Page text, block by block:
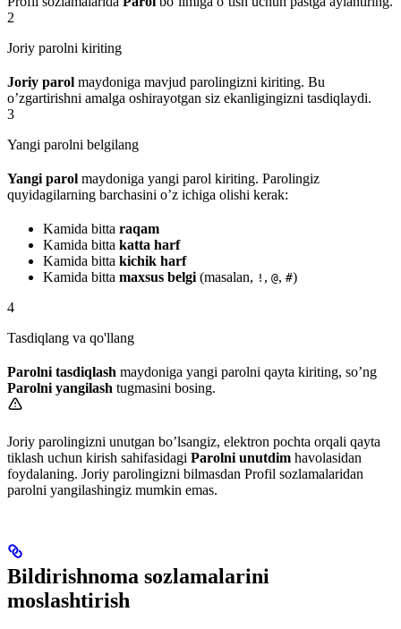
2
Joriy parolni kiriting
Joriy parol maydoniga mavjud parolingizni kiriting. Bu
o’zgartirishni amalga oshirayotgan siz ekanligingizni tasdiqlaydi.
3
Yangi parolni belgilang
Yangi parol maydoniga yangi parol kiriting. Parolingiz
quyidagilarning barchasini o’z ichiga olishi kerak:
Kamida bitta raqam
Kamida bitta katta harf
Kamida bitta kichik harf
Kamida bitta maxsus belgi (masalan, ! , @, #)
4
Tasdiqlang va qo'llang
Parolni tasdiqlash maydoniga yangi parolni qayta kiriting, so’ng
Parolni yangilash tugmasini bosing.
Joriy parolingizni unutgan bo’lsangiz, elektron pochta orqali qayta
tiklash uchun kirish sahifasidagi Parolni unutdim havolasidan
foydalaning. Joriy parolingizni bilmasdan Profil sozlamalaridan
parolni yangilashingiz mumkin emas.
Bildirishnoma sozlamalarini
moslashtirish